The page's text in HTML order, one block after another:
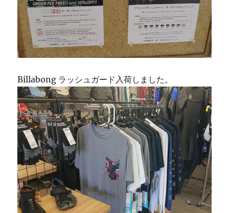
Billabong ラッシュガード入荷しました。